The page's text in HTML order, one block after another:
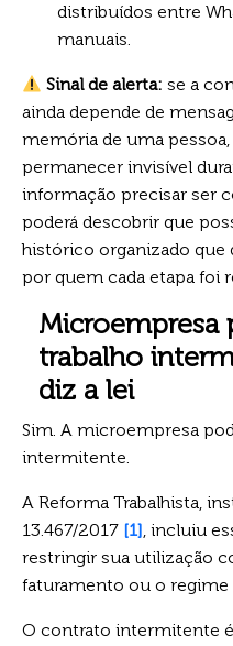
distribuídos entre
manuais.
Sinal de alerta: se a
ainda depende de
memória de uma
permanecer invisível
informação precisar ser
poderá descobrir que
histórico organizado
por quem cada etapa foi
Microempresa
trabalho
diz a lei
Sim. A microempresa
intermitente.
A Reforma Trabalhista,
13.467/2017 [1], incluiu
restringir sua utilização
faturamento ou o regime
O contrato intermitente